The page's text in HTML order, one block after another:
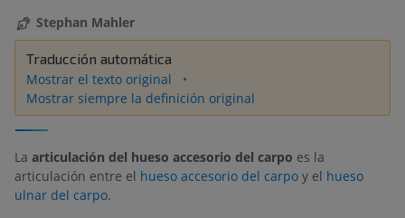
Stephan Mahler
Traducción automática
Mostrar el texto original
Mostrar siempre la definición original
La articulación del hueso accesorio del carpo es la
articulación entre el hueso accesorio del carpo y el hueso
ulnar del carpo.